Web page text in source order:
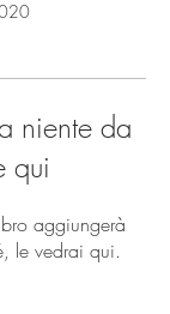
niente da
qui
aggiungerà
le vedrai qui.